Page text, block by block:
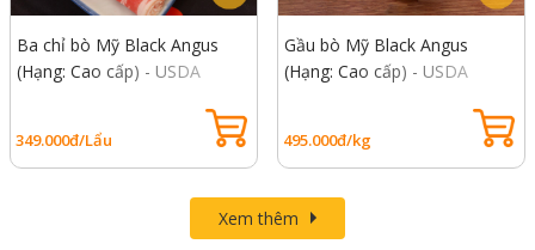
Ba chỉ bò Mỹ Black Angus
(Hạng: Cao cấp) - USDA
349.000đ/Lẩu
Gầu bò Mỹ Black Angus
(Hạng: Cao cấp) - USDA
495.000đ/kg
Xem thêm